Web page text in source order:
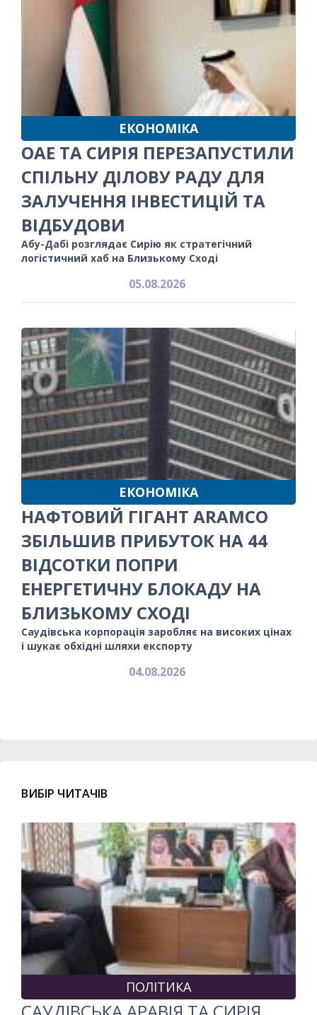
ЕКОНОМІКА
ОАЕ ТА СИРІЯ ПЕРЕЗАПУСТИЛИ
СПІЛЬНУ ДІЛОВУ РАДУ ДЛЯ
ЗАЛУЧЕННЯ ІНВЕСТИЦІЙ ТА
ВІДБУДОВИ
Абу-Дабі розглядає Сирію як стратегічний
логістичний хаб на Близькому Сході
05.08.2026
ЕКОНОМІКА
НАФТОВИЙ ГІГАНТ ARAMCO
ЗБІЛЬШИВ ПРИБУТОК НА 44
ВІДСОТКИ ПОПРИ
ЕНЕРГЕТИЧНУ БЛОКАДУ НА
БЛИЗЬКОМУ СХОДІ
Саудівська корпорація заробляє на високих цінах
і шукає обхідні шляхи експорту
04.08.2026
ВИБІР ЧИТАЧІВ
ПОЛІТИКА